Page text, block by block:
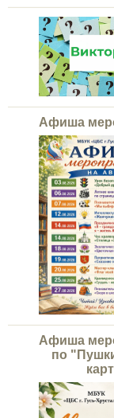
Афиша
Афиша
по